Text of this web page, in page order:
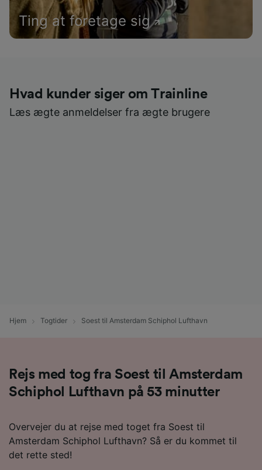
Ting at foretage sig
Hvad kunder siger om Trainline
Læs ægte anmeldelser fra ægte brugere
Hjem Togtider Soest til Amsterdam Schiphol Lufthavn
Rejs med tog fra Soest til Amsterdam
Schiphol Lufthavn på 53 minutter
Overvejer du at rejse med toget fra Soest til
Amsterdam Schiphol Lufthavn? Så er du kommet til
det rette sted!